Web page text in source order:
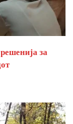
за